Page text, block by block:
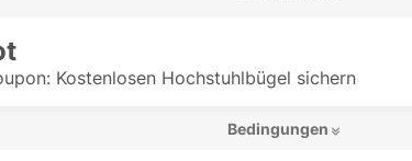
Kostenlosen Hochstuhlbügel sichern
Bedingungen